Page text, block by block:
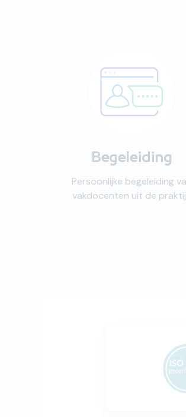
Begeleiding
Persoonlijke begeleiding
vakdocenten uit de